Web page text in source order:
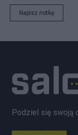
Napisz notkę
Podziel się swoją